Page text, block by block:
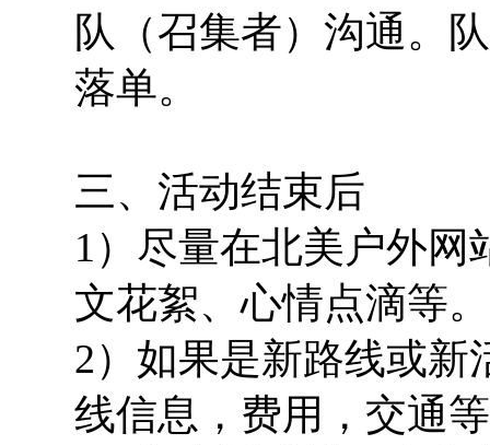
队（召集者）沟通。
落单。
三、活动结束后
1）尽量在北美户外
文花絮、心情点滴等。
2）如果是新路线或新
线信息，费用，交通